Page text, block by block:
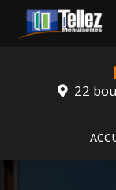
contenu
22